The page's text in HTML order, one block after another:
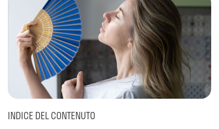
INDICE DEL CONTENUTO